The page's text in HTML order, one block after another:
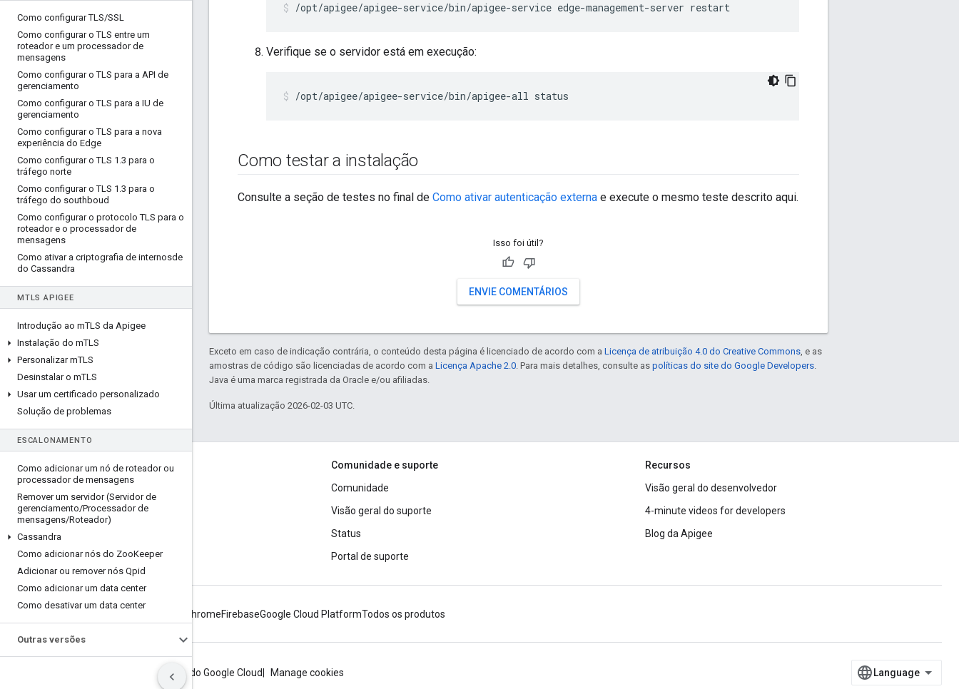
Como configurar TLS/SSL
Como configurar o TLS entre um
roteador e um processador de
mensagens
Como configurar o TLS para a API de
gerenciamento
Como configurar o TLS para a IU de
gerenciamento
Como configurar o TLS para a nova
experiência do Edge
Como configurar o TLS 1 .3 para o
tráfego norte
Como configurar o TLS 1 .3 para o
tráfego do southboud
Como configurar o protocolo TLS para o
roteador e o processador de
mensagens
Como ativar a criptografia de internosde
do Cassandra
MTLS APIGEE
Introdução ao mTLS da Apigee
Instalação do mTLS
Personalizar mTLS
Desinstalar o mTLS
Usar um certificado personalizado
Solução de problemas
ESCALONAMENTO
Como adicionar um nó de roteador ou
processador de mensagens
Remover um servidor (Servidor de
gerenciamento/Processador de
mensagens/Roteador)
Cassandra
Como adicionar nós do ZooKeeper
Adicionar ou remover nós Qpid
Como adicionar um data center
Como desativar um data center
Outras versões
/opt/apigee/apigee-service/bin/apigee-service edge-management-server restart
Verifique se o servidor está em execução:
/opt/apigee/apigee-service/bin/apigee-all status
Como testar a instalação
Consulte a seção de testes no final de Como ativar autenticação externa e execute o mesmo teste descrito aqui.
Isso foi útil?
ENVIE COMENTÁRIOS
Exceto em caso de indicação contrária, o conteúdo desta página é licenciado de acordo com a Licença de atribuição 4.0 do Creative Commons, e as
amostras de código são licenciadas de acordo com a Licença Apache 2.0. Para mais detalhes, consulte as políticas do site do Google Developers.
Java é uma marca registrada da Oracle e/ou afiliadas.
Última atualização 2026-02-03 UTC.
Sobre a Apigee
We're part of Google
Eventos
Parceiros
e-books e webcasts
Comunidade e suporte
Comunidade
Visão geral do suporte
Status
Portal de suporte
Recursos
Visão geral do desenvolvedor
4-minute videos for developers
Blog da Apigee
ChromeFirebaseGoogle Cloud PlatformTodos os produtos
Termos do Google Cloud Manage cookies